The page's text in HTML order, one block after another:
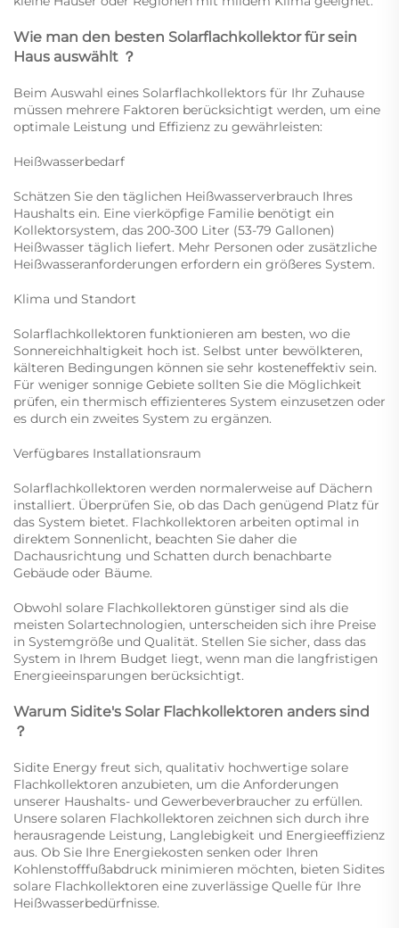
Wie man den besten Solarflachkollektor für sein
Haus auswählt ？
Beim Auswahl eines Solarflachkollektors für Ihr Zuhause
müssen mehrere Faktoren berücksichtigt werden, um eine
optimale Leistung und Effizienz zu gewährleisten:
Heißwasserbedarf
Schätzen Sie den täglichen Heißwasserverbrauch Ihres
Haushalts ein. Eine vierköpfige Familie benötigt ein
Kollektorsystem, das 200-300 Liter (53-79 Gallonen)
Heißwasser täglich liefert. Mehr Personen oder zusätzliche
Heißwasseranforderungen erfordern ein größeres System.
Klima und Standort
Solarflachkollektoren funktionieren am besten, wo die
Sonnereichhaltigkeit hoch ist. Selbst unter bewölkteren,
kälteren Bedingungen können sie sehr kosteneffektiv sein.
Für weniger sonnige Gebiete sollten Sie die Möglichkeit
prüfen, ein thermisch effizienteres System einzusetzen oder
es durch ein zweites System zu ergänzen.
Verfügbares Installationsraum
Solarflachkollektoren werden normalerweise auf Dächern
installiert. Überprüfen Sie, ob das Dach genügend Platz für
das System bietet. Flachkollektoren arbeiten optimal in
direktem Sonnenlicht, beachten Sie daher die
Dachausrichtung und Schatten durch benachbarte
Gebäude oder Bäume.
Obwohl solare Flachkollektoren günstiger sind als die
meisten Solartechnologien, unterscheiden sich ihre Preise
in Systemgröße und Qualität. Stellen Sie sicher, dass das
System in Ihrem Budget liegt, wenn man die langfristigen
Energieeinsparungen berücksichtigt.
Warum Sidite's Solar Flachkollektoren anders sind
？
Sidite Energy freut sich, qualitativ hochwertige solare
Flachkollektoren anzubieten, um die Anforderungen
unserer Haushalts- und Gewerbeverbraucher zu erfüllen.
Unsere solaren Flachkollektoren zeichnen sich durch ihre
herausragende Leistung, Langlebigkeit und Energieeffizienz
aus. Ob Sie Ihre Energiekosten senken oder Ihren
Kohlenstofffußabdruck minimieren möchten, bieten Sidites
solare Flachkollektoren eine zuverlässige Quelle für Ihre
Heißwasserbedürfnisse.